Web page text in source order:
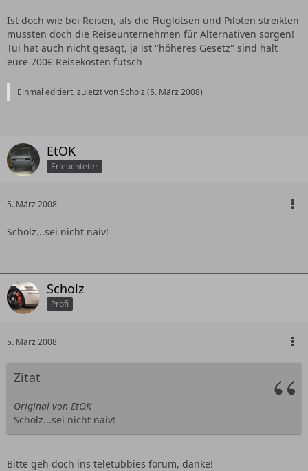
Ist doch wie bei Reisen, als die Fluglotsen und Piloten streikten
mussten doch die Reiseunternehmen für Alternativen sorgen!
Tui hat auch nicht gesagt, ja ist "höheres Gesetz" sind halt
eure 700€ Reisekosten futsch
Einmal editiert, zuletzt von Scholz (5. März 2008)
EtOK
Erleuchteter
5. März 2008
Scholz...sei nicht naiv!
Scholz
Profi
5. März 2008
Zitat
Original von EtOK
Scholz...sei nicht naiv!
Bitte geh doch ins teletubbies forum, danke!